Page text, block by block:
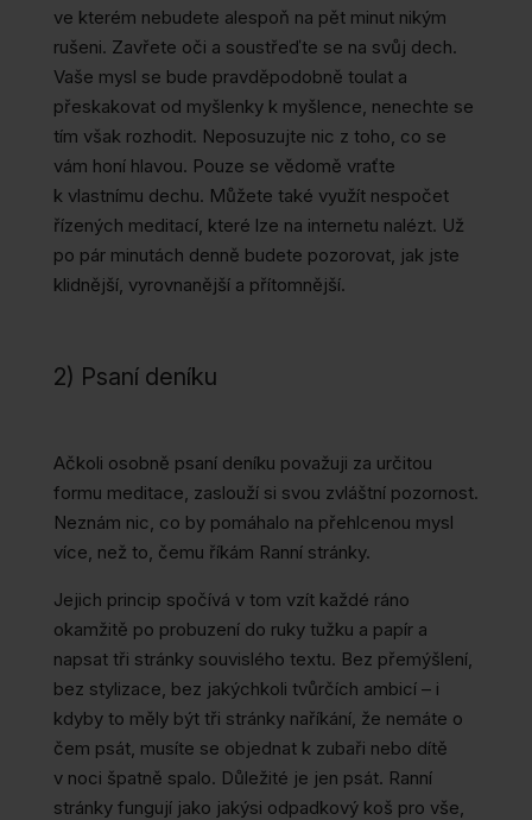
ve kterém nebudete alespoň na pět minut nikým
rušeni. Zavřete oči a soustřeďte se na svůj dech.
Vaše mysl se bude pravděpodobně toulat a
přeskakovat od myšlenky k myšlence, nenechte se
tím však rozhodit. Neposuzujte nic z toho, co se
vám honí hlavou. Pouze se vědomě vraťte
k vlastnímu dechu. Můžete také využít nespočet
řízených meditací, které lze na internetu nalézt. Už
po pár minutách denně budete pozorovat, jak jste
klidnější, vyrovnanější a přítomnější.
2) Psaní deníku
Ačkoli osobně psaní deníku považuji za určitou
formu meditace, zaslouží si svou zvláštní pozornost.
Neznám nic, co by pomáhalo na přehlcenou mysl
více, než to, čemu říkám Ranní stránky.
Jejich princip spočívá v tom vzít každé ráno
okamžitě po probuzení do ruky tužku a papír a
napsat tři stránky souvislého textu. Bez přemýšlení,
bez stylizace, bez jakýchkoli tvůrčích ambicí – i
kdyby to měly být tři stránky naříkání, že nemáte o
čem psát, musíte se objednat k zubaři nebo dítě
v noci špatně spalo. Důležité je jen psát. Ranní
stránky fungují jako jakýsi odpadkový koš pro vše,